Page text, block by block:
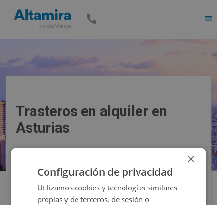
Trasteros en alquiler en
Asturias
Filtros
×
Configuración de privacidad
Utilizamos cookies y tecnologías similares
propias y de terceros, de sesión o